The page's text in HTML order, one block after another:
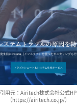
引用元：Airitech株式会社公式HP
（https://airitech.co.jp/）